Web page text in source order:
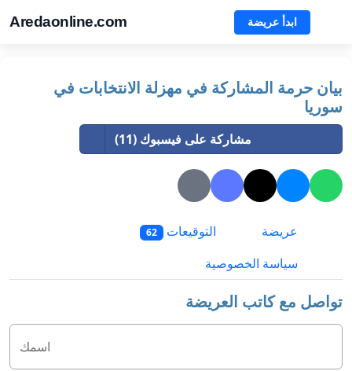
Aredaonline.com ابدأ عريضة
بيان حرمة المشاركة في مهزلة الانتخابات في
سوريا
مشاركة على فيسبوك (11)
عريضة التوقيعات 62
سياسة الخصوصية
تواصل مع كاتب العريضة
اسمك